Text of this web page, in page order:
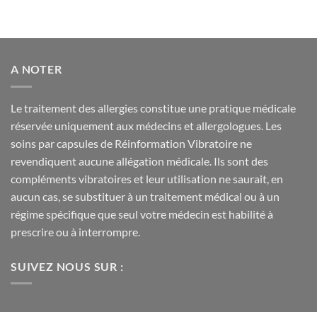
A NOTER
Le traitement des allergies constitue une pratique médicale
réservée uniquement aux médecins et allergologues. Les
soins par capsules de Réinformation Vibratoire ne
revendiquent aucune allégation médicale. Ils sont des
compléments vibratoires et leur utilisation ne saurait, en
aucun cas, se substituer à un traitement médical ou à un
régime spécifique que seul votre médecin est habilité à
prescrire ou à interrompre.
SUIVEZ NOUS SUR :